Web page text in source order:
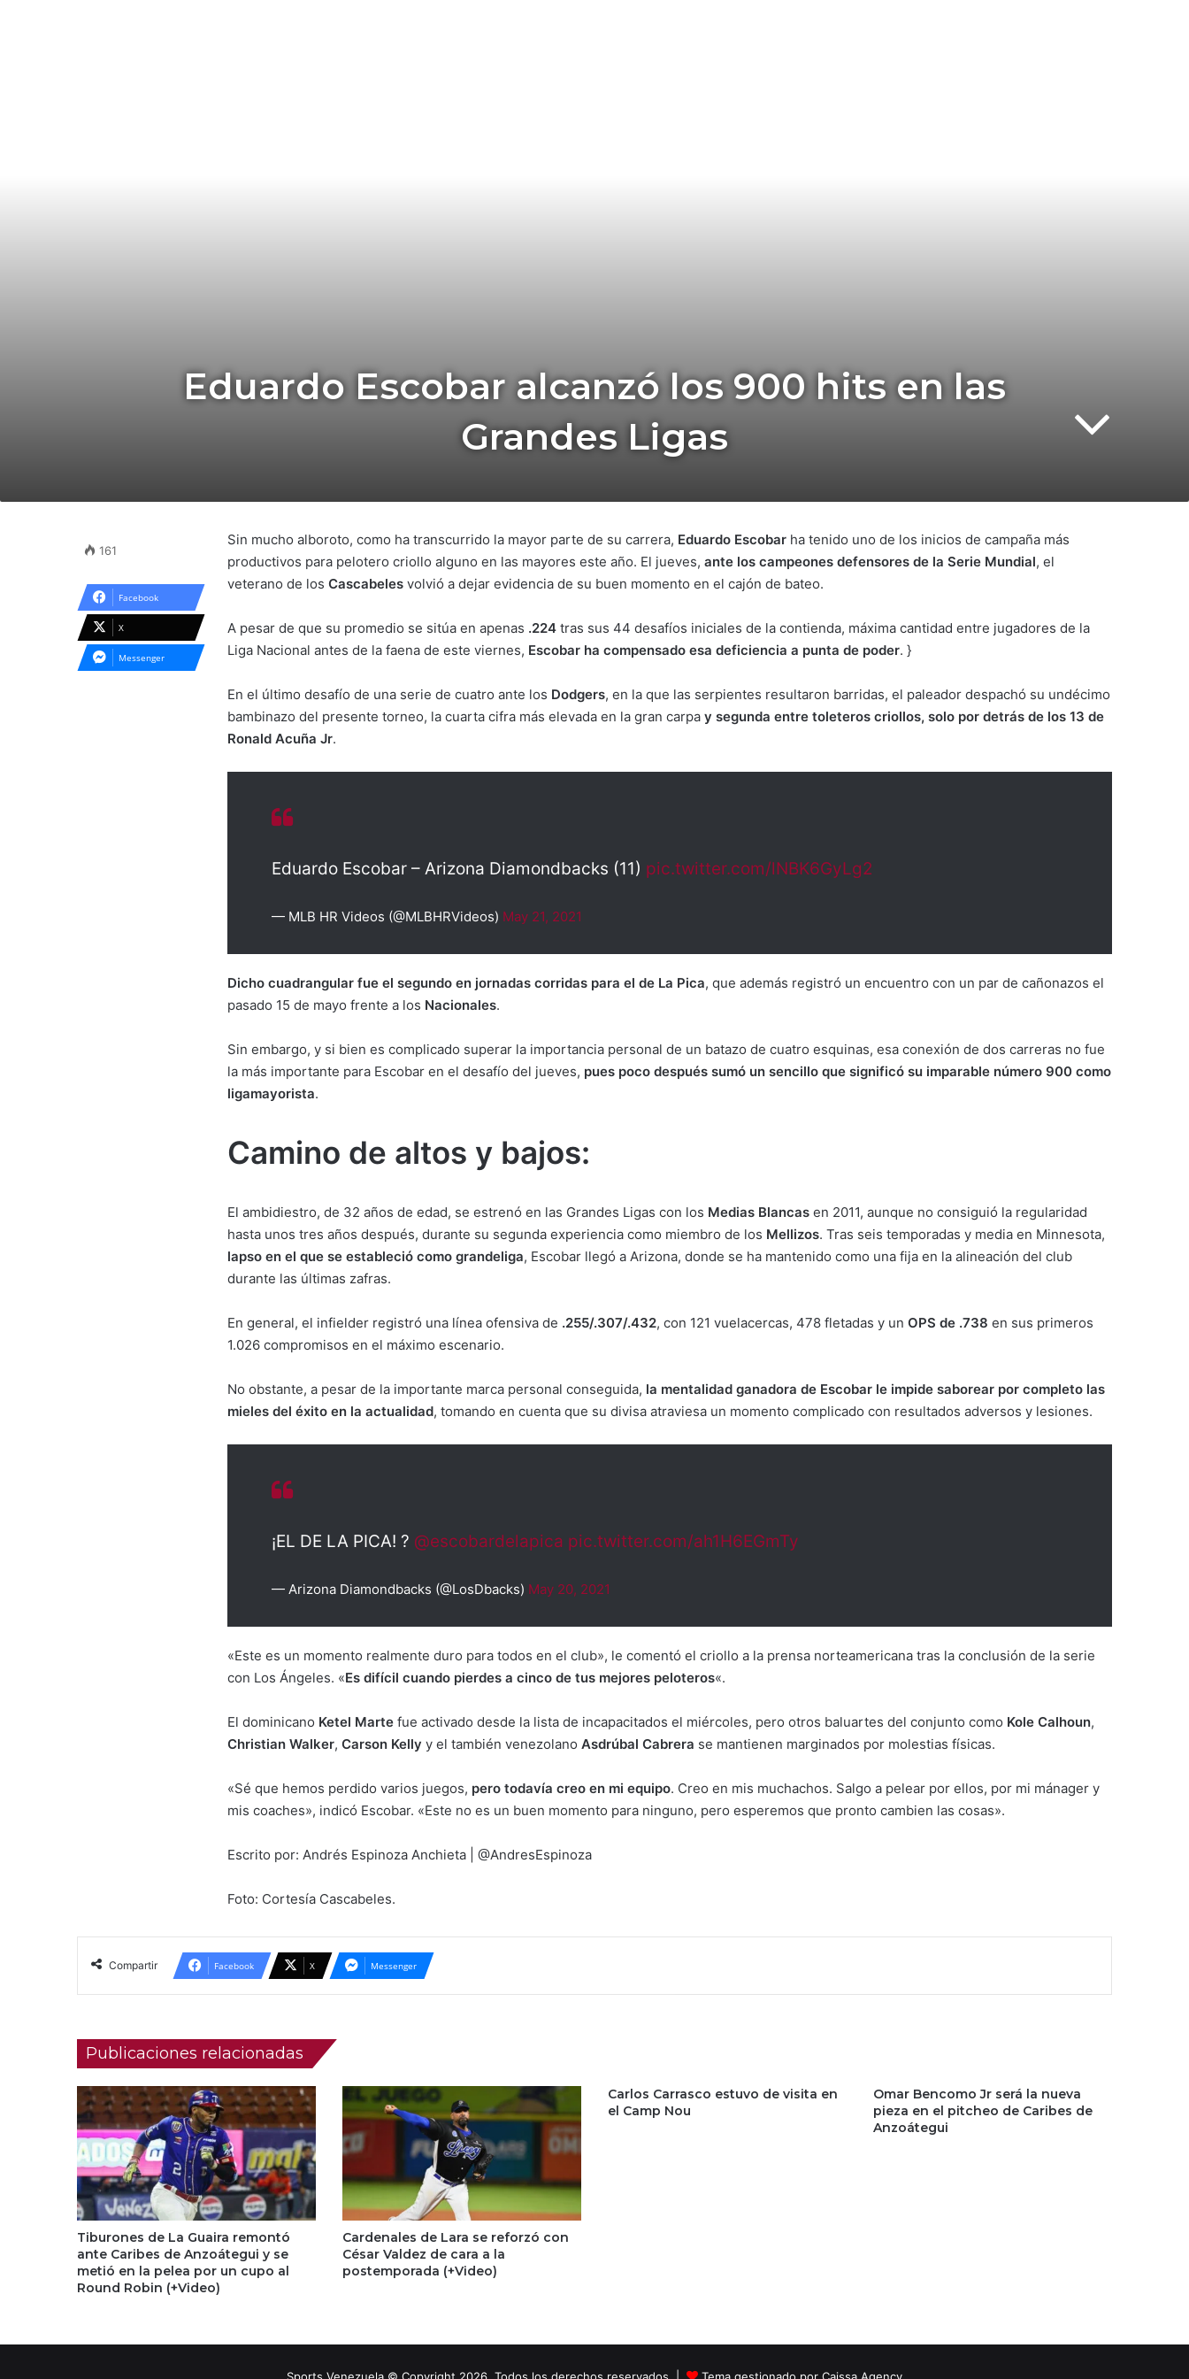
Eduardo Escobar alcanzó los 900 hits en las
Grandes Ligas
Sin mucho alboroto, como ha transcurrido la mayor parte de su carrera, Eduardo Escobar ha tenido uno de los inicios de campaña más
productivos para pelotero criollo alguno en las mayores este año. El jueves, ante los campeones defensores de la Serie Mundial, el
veterano de los Cascabeles volvió a dejar evidencia de su buen momento en el cajón de bateo.
A pesar de que su promedio se sitúa en apenas .224 tras sus 44 desafíos iniciales de la contienda, máxima cantidad entre jugadores de la
Liga Nacional antes de la faena de este viernes, Escobar ha compensado esa deficiencia a punta de poder. }
En el último desafío de una serie de cuatro ante los Dodgers, en la que las serpientes resultaron barridas, el paleador despachó su undécimo
bambinazo del presente torneo, la cuarta cifra más elevada en la gran carpa y segunda entre toleteros criollos, solo por detrás de los 13 de
Ronald Acuña Jr.
Eduardo Escobar – Arizona Diamondbacks (11) pic.twitter.com/lNBK6GyLg2
— MLB HR Videos (@MLBHRVideos) May 21, 2021
Dicho cuadrangular fue el segundo en jornadas corridas para el de La Pica, que además registró un encuentro con un par de cañonazos el
pasado 15 de mayo frente a los Nacionales.
Sin embargo, y si bien es complicado superar la importancia personal de un batazo de cuatro esquinas, esa conexión de dos carreras no fue
la más importante para Escobar en el desafío del jueves, pues poco después sumó un sencillo que significó su imparable número 900 como
ligamayorista.
Camino de altos y bajos:
El ambidiestro, de 32 años de edad, se estrenó en las Grandes Ligas con los Medias Blancas en 2011, aunque no consiguió la regularidad
hasta unos tres años después, durante su segunda experiencia como miembro de los Mellizos. Tras seis temporadas y media en Minnesota,
lapso en el que se estableció como grandeliga, Escobar llegó a Arizona, donde se ha mantenido como una fija en la alineación del club
durante las últimas zafras.
En general, el infielder registró una línea ofensiva de .255/.307/.432, con 121 vuelacercas, 478 fletadas y un OPS de .738 en sus primeros
1.026 compromisos en el máximo escenario.
No obstante, a pesar de la importante marca personal conseguida, la mentalidad ganadora de Escobar le impide saborear por completo las
mieles del éxito en la actualidad, tomando en cuenta que su divisa atraviesa un momento complicado con resultados adversos y lesiones.
¡EL DE LA PICA! ? @escobardelapica pic.twitter.com/ah1H6EGmTy
— Arizona Diamondbacks (@LosDbacks) May 20, 2021
«Este es un momento realmente duro para todos en el club», le comentó el criollo a la prensa norteamericana tras la conclusión de la serie
con Los Ángeles. «Es difícil cuando pierdes a cinco de tus mejores peloteros«.
El dominicano Ketel Marte fue activado desde la lista de incapacitados el miércoles, pero otros baluartes del conjunto como Kole Calhoun,
Christian Walker, Carson Kelly y el también venezolano Asdrúbal Cabrera se mantienen marginados por molestias físicas.
«Sé que hemos perdido varios juegos, pero todavía creo en mi equipo. Creo en mis muchachos. Salgo a pelear por ellos, por mi mánager y
mis coaches», indicó Escobar. «Este no es un buen momento para ninguno, pero esperemos que pronto cambien las cosas».
Escrito por: Andrés Espinoza Anchieta | @AndresEspinoza
Foto: Cortesía Cascabeles.
161
Facebook
X
Messenger
Compartir Facebook X Messenger
Publicaciones relacionadas
Tiburones de La Guaira remontó
ante Caribes de Anzoátegui y se
metió en la pelea por un cupo al
Round Robin (+Video)
Cardenales de Lara se reforzó con
César Valdez de cara a la
postemporada (+Video)
Carlos Carrasco estuvo de visita en
el Camp Nou
Omar Bencomo Jr será la nueva
pieza en el pitcheo de Caribes de
Anzoátegui